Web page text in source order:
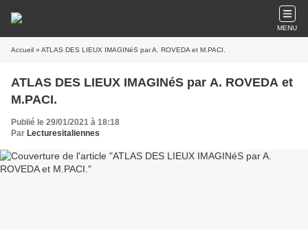
MENU
Accueil » ATLAS DES LIEUX IMAGINéS par A. ROVEDA et M.PACI.
ATLAS DES LIEUX IMAGINéS par A. ROVEDA et
M.PACI.
Publié le 29/01/2021 à 18:18
Par Lecturesitaliennes